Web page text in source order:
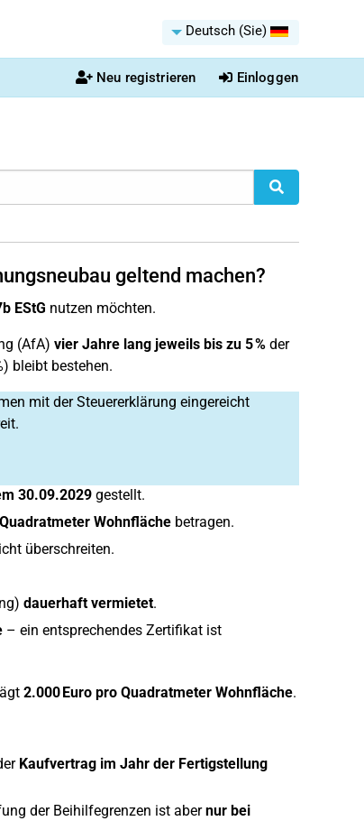
Deutsch (Sie)
Neu registrieren Einloggen
geltend machen?
EStG nutzen möchten.
(AfA) vier Jahre lang jeweils bis zu 5 %der
bleibt bestehen.
mit der Steuererklärung eingereicht
30.09.2029gestellt.
Wohnflächebetragen.
überschreiten.
dauerhaft vermietet.
– ein entsprechendes Zertifikat ist
2.000 Euro pro Quadratmeter Wohnfläche.
Kaufvertrag im Jahr der Fertigstellung
der Beihilfegrenzen ist abernur bei